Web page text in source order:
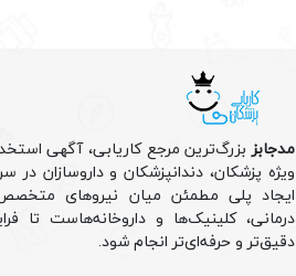
مدجابزبزرگ‌ترین مرجع کاریابی، آگهی
ویژه پزشکان، دندانپزشکان و داروسازان
ایجاد پلی مطمئن میان نیروهای
درمانی، کلینیک‌ها و داروخانه‌هاست تا
دقیق‌تر و حرفه‌ای‌تر انجام شود.